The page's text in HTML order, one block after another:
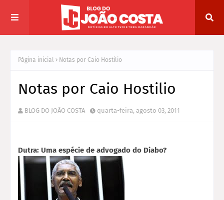
Página inicial Notas por Caio Hostilio
Notas por Caio Hostilio
BLOG DO JOÃO COSTA quarta-feira, agosto 03, 2011
Dutra: Uma espécie de advogado do Diabo?